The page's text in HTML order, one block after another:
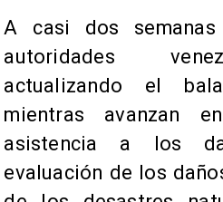
A casi dos
autoridades
actualizando el
mientras avanzan
asistencia a los
evaluación de los